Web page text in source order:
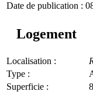
Date de publication :
Logement
Localisation :
Type :
Superficie :